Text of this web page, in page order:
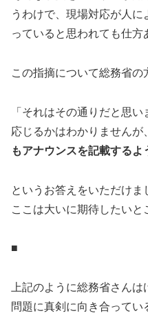
うわけで、現場対応が人
っていると思われても仕方
この指摘について総務省の
「それはその通りだと思
応じるかはわかりませんが、
もアナウンスを記載するよ
というお答えをいただけま
ここは大いに期待したいと
■
上記のように総務省さん
問題に真剣に向き合ってい